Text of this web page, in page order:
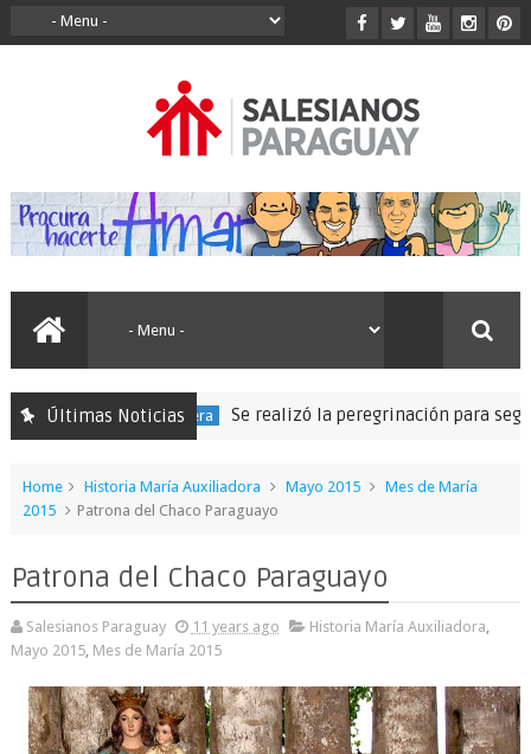
Últimas Noticias
Expedición Misionera Se realizó la peregrinación para seguir
Home Historia María Auxiliadora Mayo 2015
Mes de María
2015
Patrona del Chaco Paraguayo
Patrona del Chaco Paraguayo
Salesianos Paraguay 11 years ago Historia María Auxiliadora
Mayo 2015, Mes de María 2015